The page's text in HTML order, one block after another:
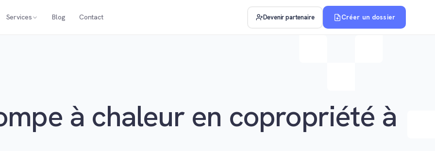
Services Blog Contact Devenir partenaire Créer un dossier
à chaleur en copropriété à